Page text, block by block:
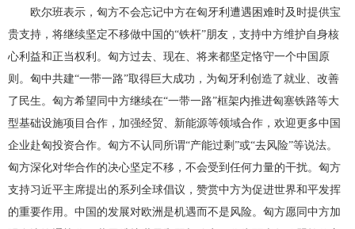
欧尔班表示，匈方不会忘记中方在匈牙利遭遇困难时及时提供宝
贵支持，将继续坚定不移做中国的“铁杆”朋友，支持中方维护自身核
心利益和正当权利。匈方过去、现在、将来都坚定恪守一个中国原
则。匈中共建“一带一路”取得巨大成功，为匈牙利创造了就业、改善
了民生。匈方希望同中方继续在“一带一路”框架内推进匈塞铁路等大
型基础设施项目合作，加强经贸、新能源等领域合作，欢迎更多中国
企业赴匈投资合作。匈方不认同所谓“产能过剩”或“去风险”等说法。
匈方深化对华合作的决心坚定不移，不会受到任何力量的干扰。匈方
支持习近平主席提出的系列全球倡议，赞赏中方为促进世界和平发挥
的重要作用。中国的发展对欧洲是机遇而不是风险。匈方愿同中方加